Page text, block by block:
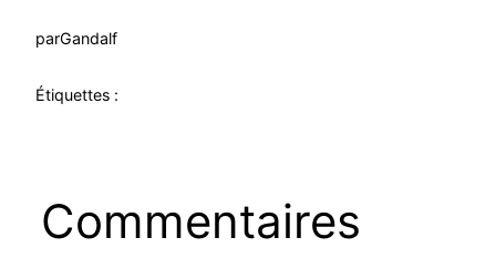
parGandalf
Étiquettes :
Commentaires